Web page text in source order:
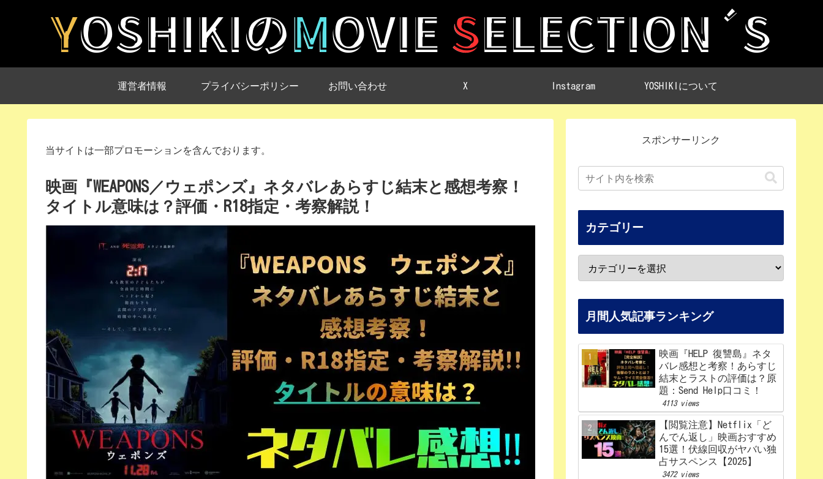
運営者情報 プライバシーポリシー お問い合わせ X Instagram YOSHIKIについて
当サイトは一部プロモーションを含んでおります。
映画『WEAPONS／ウェポンズ』ネタバレあらすじ結末と感想考察！
タイトル意味は？評価・R18指定・考察解説！
スポンサーリンク
カテゴリー
月間人気記事ランキング
映画『HELP 復讐島』ネタ
バレ感想と考察！あらすじ
結末とラストの評価は？原
題：Send Help口コミ！
4113 views
【閲覧注意】Netflix「ど
んでん返し」映画おすすめ
15選！伏線回収がヤバい独
占サスペンス【2025】
3472 views